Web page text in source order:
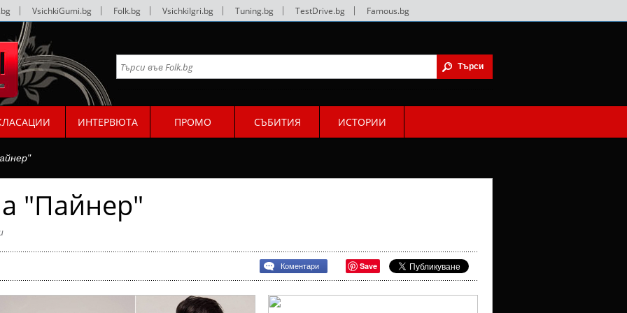
VsichkiGumi.bg Folk.bg VsichkiIgri.bg Tuning.bg TestDrive.bg Famous.bg
ИНТЕРВЮТА ПРОМО СЪБИТИЯ ИСТОРИИ
"Пайнер"
Коментари Save